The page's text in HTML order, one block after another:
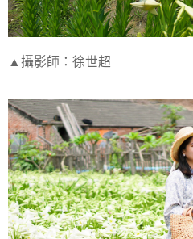
▲攝影師：徐世超